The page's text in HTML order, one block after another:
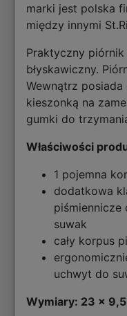
marki jest polska
między innymi
Praktyczny
błyskawiczny.
Wewnątrz
kieszonką na
gumki do
Właściwości
1 pojemna
dodatkowa
piśmiennicze
suwak
cały korpus
uchwyt do
Wymiary: 23 x